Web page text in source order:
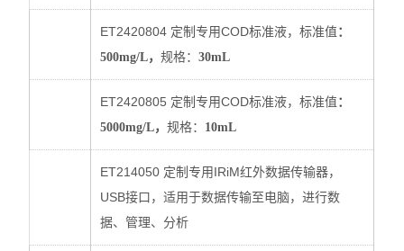
ET2420804 定制专用COD标准液，标准值 ：
500mg/L，规格：30mL
ET2420805 定制专用COD标准液，标准值 ：
5000mg/L，规格： 10mL
ET214050 定制专用 IRiM红外数据传输器，
USB接口，适用于数据传输至电脑，进行数
据、管理、分析